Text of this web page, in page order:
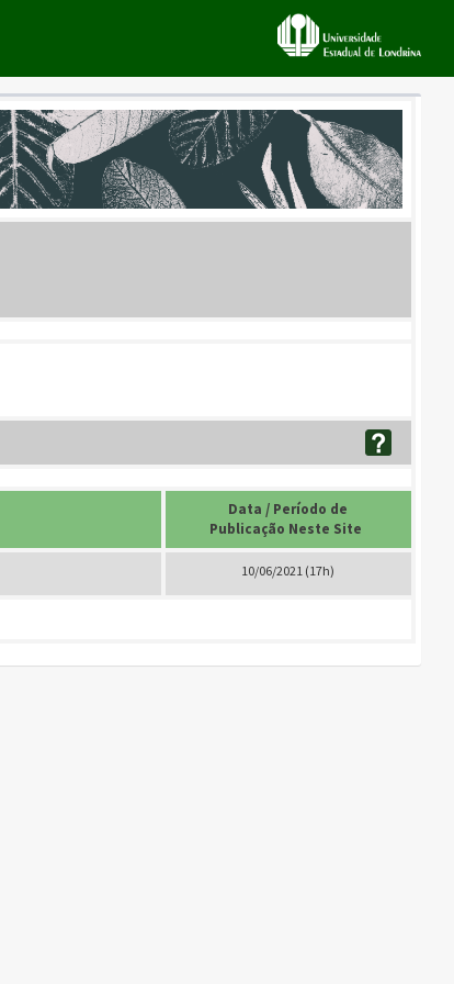
Data / Período de
Publicação Neste Site
10/06/2021 (17h)